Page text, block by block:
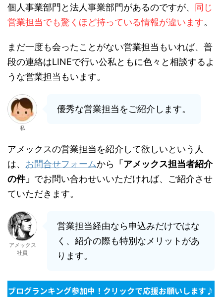
個人事業部門と法人事業部門があるのですが、 同じ
営業担当でも驚くほど持っている情報が違います。
まだ一度も会ったことがない営業担当もいれば、普
段の連絡はLINEで行い公私ともに色々と相談するよ
うな営業担当もいます。
私
優秀な営業担当をご紹介します。
アメックスの営業担当を紹介して欲しいという人
は、 お問合せフォームから 「アメックス担当者紹介
の件」 でお問い合わせいいただければ、ご紹介させ
ていただきます。
アメックス
社員
営業担当経由なら申込みだけではな
く、紹介の際も特別なメリットがあ
ります。
ブログランキング参加中！クリックで応援お願いします♪